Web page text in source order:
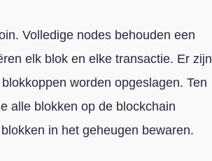
Volledige nodes behouden een
elk blok en elke transactie. Er zijn
worden opgeslagen. Ten
alle blokken op de blockchain
in het geheugen bewaren.